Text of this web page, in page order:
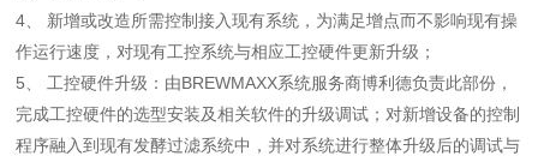
4、 新增或改造所需控制接入现有系统，为满足增点而不影响现有操
作运行速度，对现有工控系统与相应工控硬件更新升级；
5、 工控硬件升级：由BREWMAXX系统服务商博利德负责此部份，
完成工控硬件的选型安装及相关软件的升级调试；对新增设备的控制
程序融入到现有发酵过滤系统中，并对系统进行整体升级后的调试与